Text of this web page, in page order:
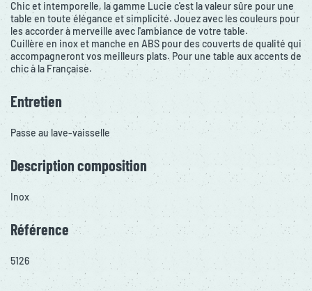
Chic et intemporelle, la gamme Lucie c'est la valeur sûre pour une
table en toute élégance et simplicité. Jouez avec les couleurs pour
les accorder à merveille avec l'ambiance de votre table.
Cuillère en inox et manche en ABS pour des couverts de qualité qui
accompagneront vos meilleurs plats. Pour une table aux accents de
chic à la Française.
Entretien
Passe au lave-vaisselle
Description composition
Inox
Référence
5126